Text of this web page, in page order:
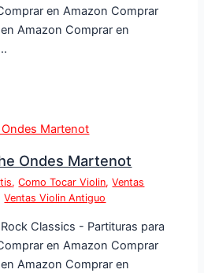
en Amazon Comprar
Amazon Comprar en
Ondes Martenot
,Como Tocar Violin,Ventas
Ventas Violin Antiguo
Classics - Partituras para
en Amazon Comprar
Amazon Comprar en